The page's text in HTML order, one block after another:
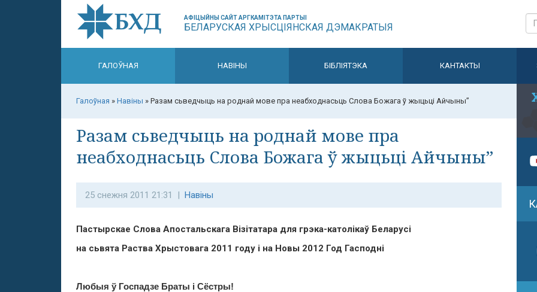
АФІЦЫЙНЫ САЙТ АРГКАМІТЭТА ПАРТЫІ
БЕЛАРУСКАЯ ХРЫСЦІЯНСКАЯ ДЭМАКРАТЫЯ
ГАЛОЎНАЯ НАВІНЫ БІБЛІЯТЭКА КАНТАКТЫ
Галоўная » Навіны » Разам сьведчыць на роднай мове пра неабходнасьць Слова Божага ў жыцьці Айчыны”
Разам сьведчыць на роднай мове пра
неабходнасьць Слова Божага ў жыцьці Айчыны”
25 снежня 2011 21:31 | Навіны
Пастырскае Слова Апостальскага Візітатара для грэка-католікаў Беларусі
на сьвята Раства Хрыстовага 2011 году і на Новы 2012 Год Гасподні
Любыя ў Госпадзе Браты і Сёстры!